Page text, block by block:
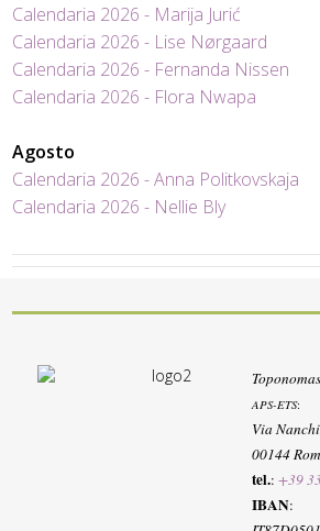
Calendaria 2026 - Marija Jurić
Calendaria 2026 - Lise Nørgaard
Calendaria 2026 - Fernanda Nissen
Calendaria 2026 - Flora Nwapa
Agosto
Calendaria 2026 - Anna Politkovskaja
Calendaria 2026 - Nellie Bly
APS-ETS:
Via
00144
tel.:+39
IBAN: